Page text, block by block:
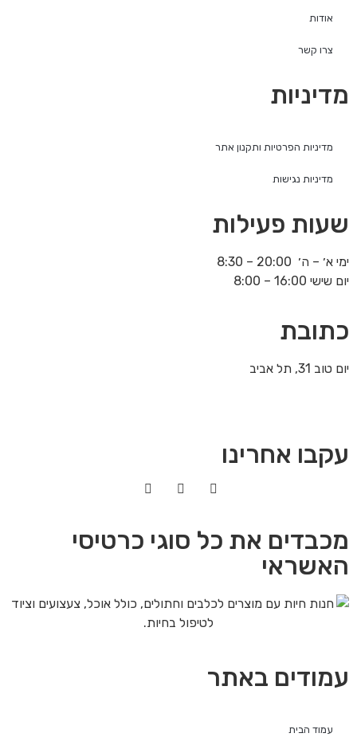
אודות
צרו קשר
מדיניות
מדיניות הפרטיות ותקנון אתר
מדיניות נגישות
שעות פעילות
ימי א׳ – ה׳ 20:00 – 8:30
יום שישי 16:00 – 8:00
כתובת
יום טוב 31, תל אביב
עקבו אחרינו
מכבדים את כל סוגי כרטיסי
האשראי
עמודים באתר
עמוד הבית